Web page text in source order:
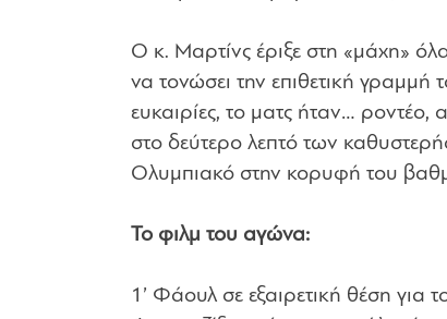
Ο κ. Μαρτίνς έριξε στη «μάχη»
να τονώσει την επιθετική
ευκαιρίες, το ματς ήταν…
στο δεύτερο λεπτό των
Ολυμπιακό στην κορυφή του
Το φιλμ του αγώνα:
1’ Φάουλ σε εξαιρετική θέση για